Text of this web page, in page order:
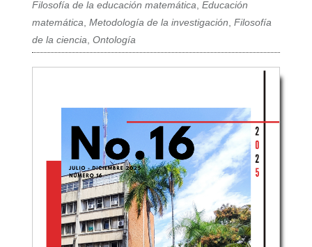
Filosofía de la educación matemática,Educación
matemática,Metodología de la investigación,Filosofía
de la ciencia,Ontología